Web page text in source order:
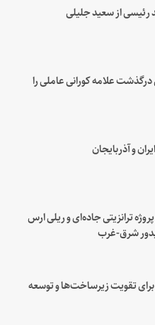
رئیسی از سعید جلیلی
علامه کورانی عاملی را
و آذربایجان
ترانزیتی جاده‌ای و ریلی ارس
شرق-غرب
تقویت زیرساخت‌ها و توسعه